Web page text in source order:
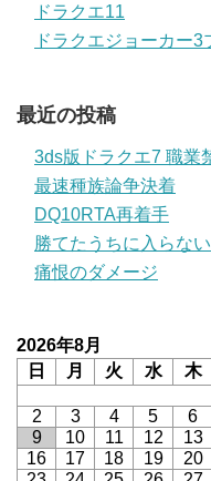
ドラクエ11
ドラクエジョーカー
最近の投稿
3ds版ドラクエ7 職業
最速種族論争決着
DQ10RTA再着手
勝てたうちに入らない
痛恨のダメージ
2026年8月
日
月 火 水 木
2
3 4 5 6
9
10 11 12 13
16
17 18 19 20